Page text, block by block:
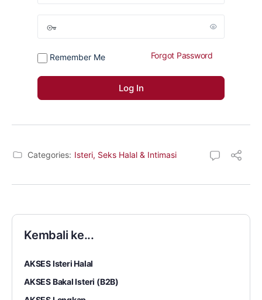
Remember Me Forgot Password
Categories: Isteri, Seks Halal & Intimasi
Kembali ke...
AKSES Isteri Halal
AKSES Bakal Isteri (B2B)